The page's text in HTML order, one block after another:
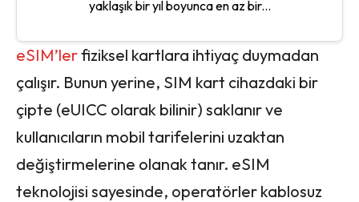
yaklaşık bir yıl boyunca en az bir...
eSIM’lerfiziksel kartlara ihtiyaç duymadan
çalışır. Bunun yerine, SIM kart cihazdaki bir
çipte (eUICC olarak bilinir) saklanır ve
kullanıcıların mobil tarifelerini uzaktan
değiştirmelerine olanak tanır. eSIM
teknolojisi sayesinde, operatörler kablosuz